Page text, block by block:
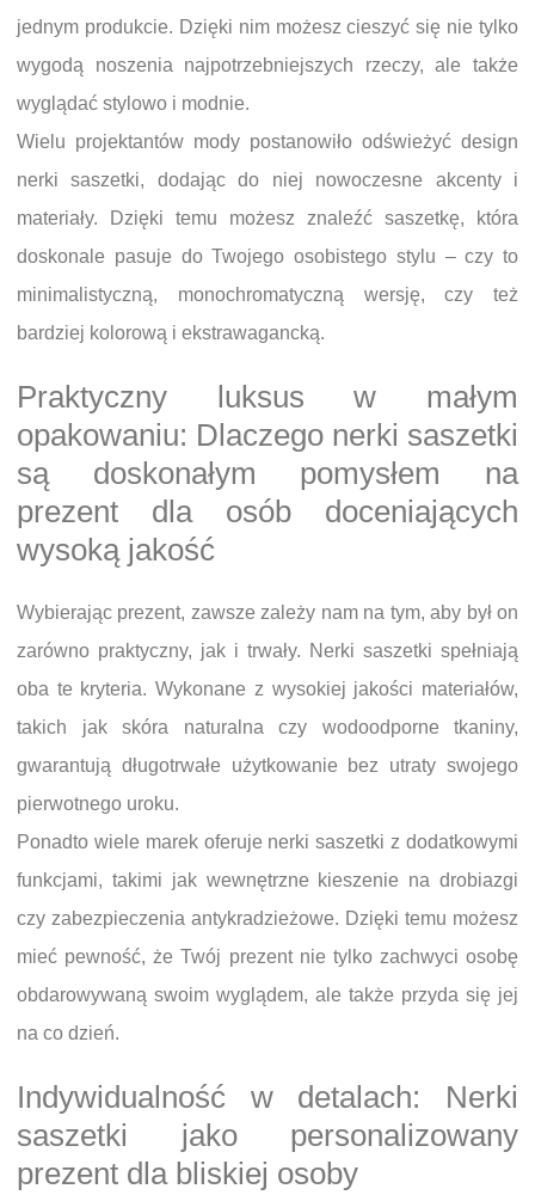
jednym produkcie. Dzięki nim możesz cieszyć się nie tylko
wygodą noszenia najpotrzebniejszych rzeczy, ale także
wyglądać stylowo i modnie.
Wielu projektantów mody postanowiło odświeżyć design
nerki saszetki, dodając do niej nowoczesne akcenty i
materiały. Dzięki temu możesz znaleźć saszetkę, która
doskonale pasuje do Twojego osobistego stylu – czy to
minimalistyczną, monochromatyczną wersję, czy też
bardziej kolorową i ekstrawagancką.
Praktyczny luksus w małym
opakowaniu: Dlaczego nerki saszetki
są doskonałym pomysłem na
prezent dla osób doceniających
wysoką jakość
Wybierając prezent, zawsze zależy nam na tym, aby był on
zarówno praktyczny, jak i trwały. Nerki saszetki spełniają
oba te kryteria. Wykonane z wysokiej jakości materiałów,
takich jak skóra naturalna czy wodoodporne tkaniny,
gwarantują długotrwałe użytkowanie bez utraty swojego
pierwotnego uroku.
Ponadto wiele marek oferuje nerki saszetki z dodatkowymi
funkcjami, takimi jak wewnętrzne kieszenie na drobiazgi
czy zabezpieczenia antykradzieżowe. Dzięki temu możesz
mieć pewność, że Twój prezent nie tylko zachwyci osobę
obdarowywaną swoim wyglądem, ale także przyda się jej
na co dzień.
Indywidualność w detalach: Nerki
saszetki jako personalizowany
prezent dla bliskiej osoby